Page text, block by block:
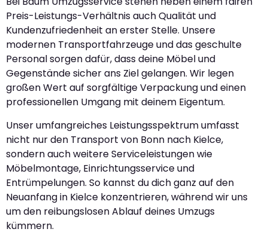
Preis-Leistungs-Verhältnis auch Qualität und
Kundenzufriedenheit an erster Stelle. Unsere
modernen Transportfahrzeuge und das geschulte
Personal sorgen dafür, dass deine Möbel und
Gegenstände sicher ans Ziel gelangen. Wir legen
großen Wert auf sorgfältige Verpackung und einen
professionellen Umgang mit deinem Eigentum.
Unser umfangreiches Leistungsspektrum umfasst
nicht nur den Transport von Bonn nach Kielce,
sondern auch weitere Serviceleistungen wie
Möbelmontage, Einrichtungsservice und
Entrümpelungen. So kannst du dich ganz auf den
Neuanfang in Kielce konzentrieren, während wir uns
um den reibungslosen Ablauf deines Umzugs
kümmern.